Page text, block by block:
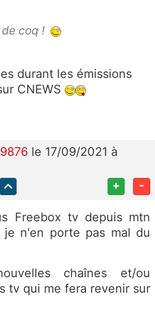
coq !
durant les émissions
CNEWS
le 17/09/2021 à
+ -
Freebox tv depuis mtn
n'en porte pas mal du
chaînes et/ou
tv qui me fera revenir sur